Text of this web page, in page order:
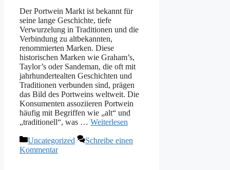
Der Portwein Markt ist bekannt für
seine lange Geschichte, tiefe
Verwurzelung in Traditionen und die
Verbindung zu altbekannten,
renommierten Marken. Diese
historischen Marken wie Graham’s,
Taylor’s oder Sandeman, die oft mit
jahrhundertealten Geschichten und
Traditionen verbunden sind, prägen
das Bild des Portweins weltweit. Die
Konsumenten assoziieren Portwein
häufig mit Begriffen wie „alt“ und
„traditionell“, was … Weiterlesen
Kategorien
Uncategorized
Schreibe einen
Kommentar